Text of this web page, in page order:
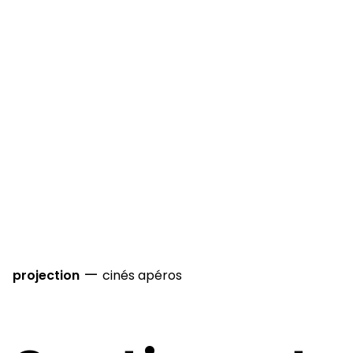
projection — cinés apéros